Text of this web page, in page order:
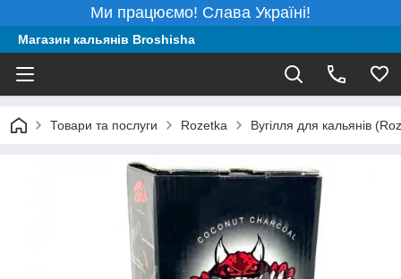
Ми працюємо! Слава Україні!
Магазин кальянів Broshisha
Товари та послуги Rozetka Вугілля для кальянів